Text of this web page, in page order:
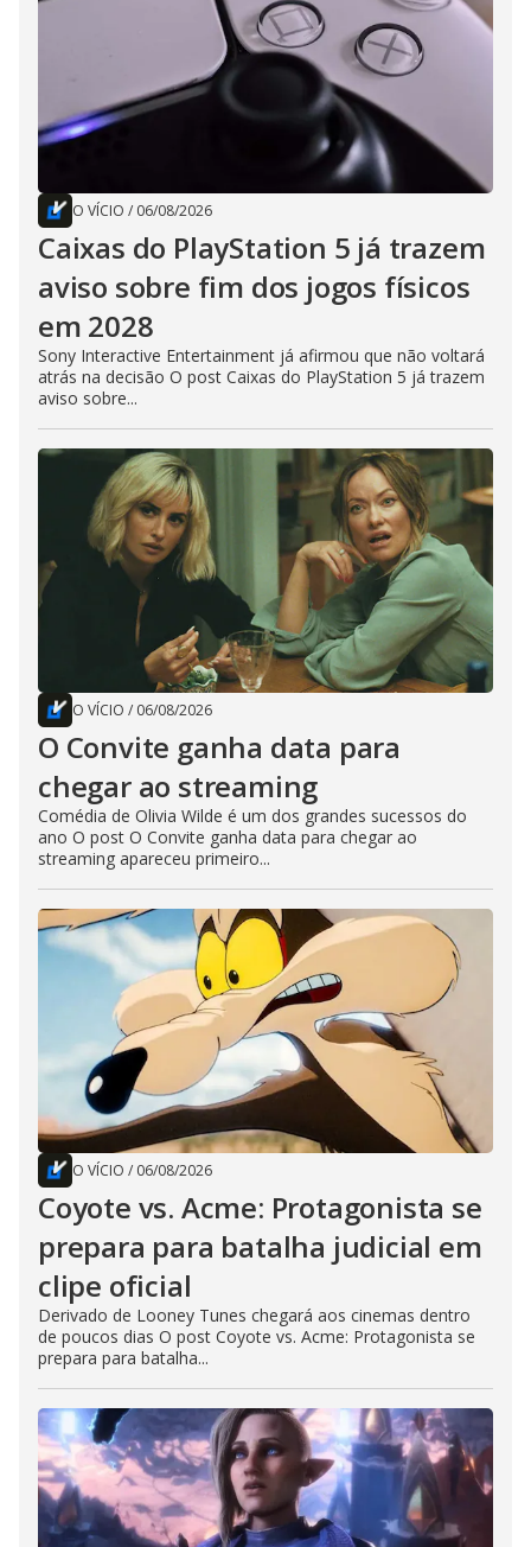
O VÍCIO / 06/08/2026
Caixas do PlayStation 5 já trazem
aviso sobre fim dos jogos físicos
em 2028
Sony Interactive Entertainment já afirmou que não voltará
atrás na decisão O post Caixas do PlayStation 5 já trazem
aviso sobre...
O VÍCIO / 06/08/2026
O Convite ganha data para
chegar ao streaming
Comédia de Olivia Wilde é um dos grandes sucessos do
ano O post O Convite ganha data para chegar ao
streaming apareceu primeiro...
O VÍCIO / 06/08/2026
Coyote vs. Acme: Protagonista se
prepara para batalha judicial em
clipe oficial
Derivado de Looney Tunes chegará aos cinemas dentro
de poucos dias O post Coyote vs. Acme: Protagonista se
prepara para batalha...